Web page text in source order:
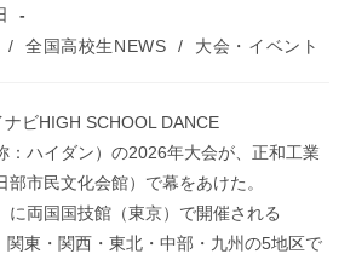
/ 全国高校生NEWS / 大会・イベント
ビHIGH SCHOOL DANCE
：ハイダン）の2026年大会が、正和工業
市民文化会館）で幕をあけた。
に両国国技館（東京）で開催される
関東・関西・東北・中部・九州の5地区で